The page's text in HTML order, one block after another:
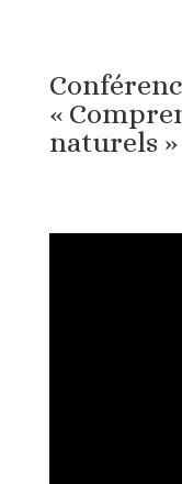
«
naturels »